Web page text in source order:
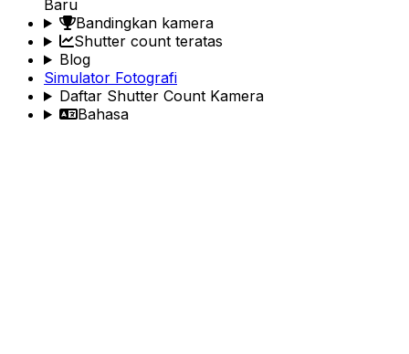
Baru
Bandingkan kamera
Shutter count teratas
Blog
Simulator Fotografi
Daftar Shutter Count Kamera
Bahasa